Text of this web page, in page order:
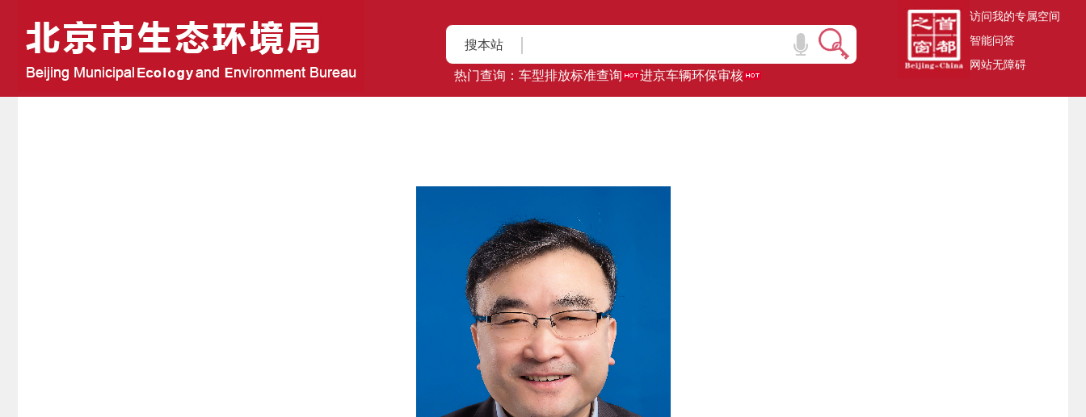
搜本站
热门查询： 车型排放标准查询 进京车辆环保审核
访问我的专属空间
智能问答
网站无障碍